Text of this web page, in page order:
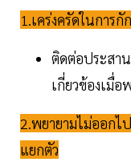
1.เคร่งครัดในการกั
ติดต่อประสา
เกี่ยวข้องเมื่อ
2.พยายามไม่ออกไ
แยกตัว